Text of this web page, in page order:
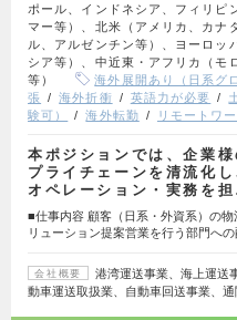
ポール、インドネシア、フィリピ
マー等）、北米（アメリカ、カナ
ル、アルゼンチン等）、ヨーロッ
シア等）、中近東・アフリカ（モ
等）
海外展開あり（日系グ
張
海外折衝 英語力が必要
験可）
海外転勤 リモートワ
本ポジションでは、企業
プライチェーンを清流化
オペレーション・実務を
■仕事内容 顧客（日系・外資系）の
リューション提案営業を行う部門へ
会社概要
港湾運送事業、海上運送
動車運送取扱業、自動車回送事業、